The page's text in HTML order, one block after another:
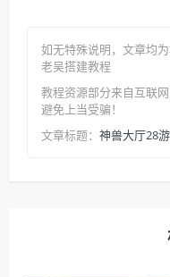
如无特殊说明，文章均
老吴搭建教程
教程资源部分来自互联
避免上当受骗！
文章标题： 神兽大厅28